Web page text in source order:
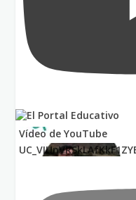
Vídeo de YouTube